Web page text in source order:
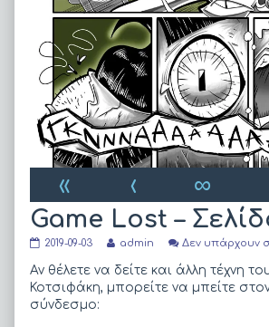
« ‹ ∞
Game Lost –
Game
–
Σελίδα
15
published
2019-09-03
Read
posts
by
the
admin Δεν υπάρχουν
Αν θέλετε να δείτε και άλλη τέχνη
Κοτσιφάκη, μπορείτε να μπείτε
σύνδεσμο: